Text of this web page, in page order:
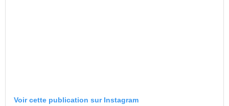
Voir cette publication sur Instagram